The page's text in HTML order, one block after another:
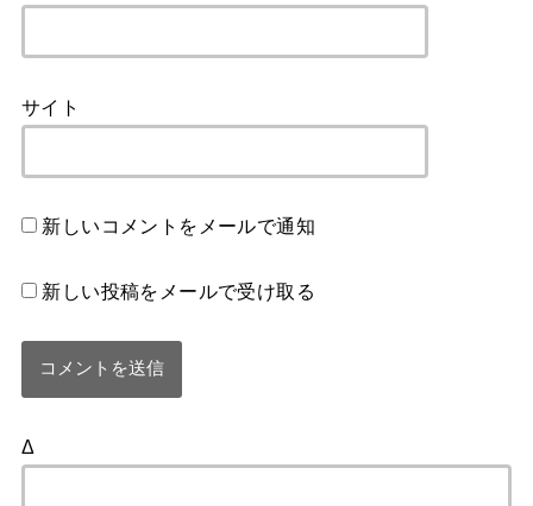
サイト
新しいコメントをメールで通知
新しい投稿をメールで受け取る
Δ